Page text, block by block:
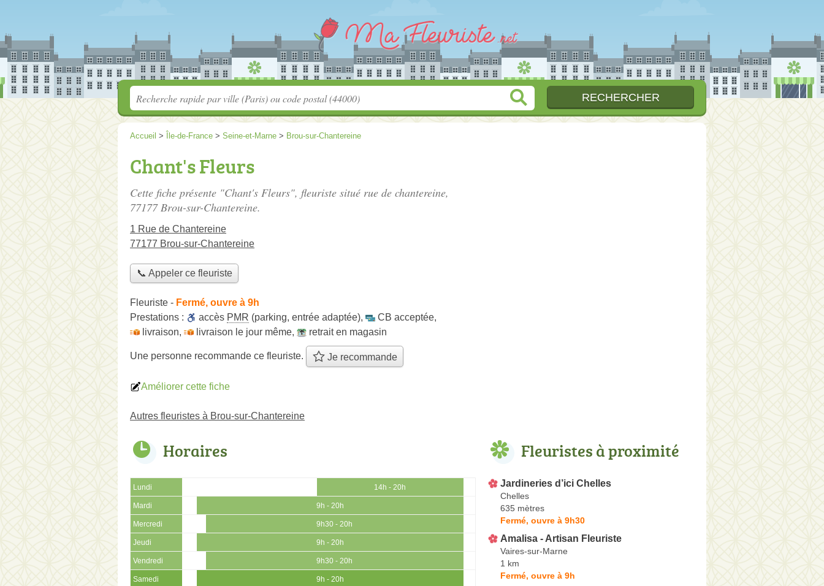
Accueil > Île-de-France > Seine-et-Marne > Brou-sur-Chantereine
Chant's Fleurs
Cette fiche présente "Chant's Fleurs", fleuriste situé rue de chantereine,
77177 Brou-sur-Chantereine.
1 Rue de Chantereine
77177 Brou-sur-Chantereine
📞 Appeler ce fleuriste
Fleuriste - Fermé, ouvre à 9h
Prestations :
accès PMR (parking, entrée adaptée), CB acceptée,
livraison, livraison le jour même, retrait en magasin
Une personne recommande ce fleuriste. Je recommande
Améliorer cette fiche
Autres fleuristes à Brou-sur-Chantereine
Horaires
Lundi 14h - 20h
Mardi 9h - 20h
Mercredi 9h30 - 20h
Jeudi 9h - 20h
Vendredi 9h30 - 20h
Samedi 9h - 20h
Fleuristes à proximité
Jardineries d’ici Chelles
Chelles
635 mètres
Fermé, ouvre à 9h30
Amalisa - Artisan Fleuriste
Vaires-sur-Marne
1 km
Fermé, ouvre à 9h